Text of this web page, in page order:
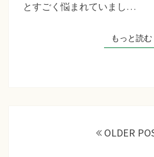
とすごく悩まれていまし…
もっと読む
OLDER